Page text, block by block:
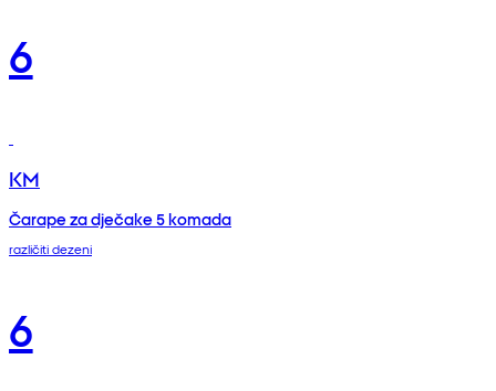
6
KM
Čarape za dječake 5 komada
različiti dezeni
6